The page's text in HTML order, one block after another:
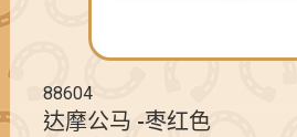
88604
达摩公马 -枣红色